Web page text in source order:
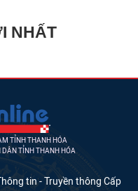
NHẤT
TỈNH THANH HÓA
DÂN TỈNH THANH HÓA
tin - Truyền thông Cấp